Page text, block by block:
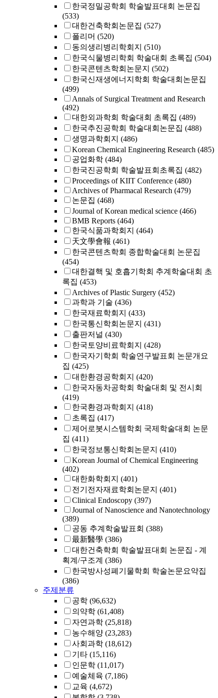
한국정밀공학회 학술발표대회 논문집
(533)
대한건축학회논문집 (527)
폴리머 (520)
동의생리병리학회지 (510)
한국식물병리학회 학술대회 초록집 (504)
한국콘텐츠학회논문지 (502)
한국신재생에너지학회 학술대회논문집
(499)
Annals of Surgical Treatment and Research
(492)
대한외과학회 학술대회 초록집 (489)
한국추진공학회 학술대회논문집 (488)
생명과학회지 (486)
Korean Chemical Engineering Research (485)
공업화학 (484)
한국진공학회 학술발표회초록집 (482)
Proceedings of KIIT Conference (480)
Archives of Pharmacal Research (479)
논문집 (468)
Journal of Korean medical science (466)
BMB Reports (464)
한국식품과학회지 (464)
天文學會報 (461)
한국콘텐츠학회 종합학술대회 논문집
(454)
대한결핵 및 호흡기학회 추계학술대회 초
록집 (453)
Archives of Plastic Surgery (452)
과학과 기술 (436)
한국재료학회지 (433)
한국통신학회논문지 (431)
출판저널 (430)
한국토양비료학회지 (428)
한국자기학회 학술연구발표회 논문개요
집 (425)
대한환경공학회지 (420)
한국자동차공학회 학술대회 및 전시회
(419)
한국환경과학회지 (418)
초록집 (417)
제어로봇시스템학회 국제학술대회 논문
집 (411)
한국정보통신학회논문지 (410)
Korean Journal of Chemical Engineering
(402)
대한화학회지 (401)
전기전자재료학회논문지 (401)
Clinical Endoscopy (397)
Journal of Nanoscience and Nanotechnology
(389)
공동 추계학술발표회 (388)
最新醫學 (386)
대한건축학회 학술발표대회 논문집 - 계
획계/구조계 (386)
한국방사성폐기물학회 학술논문요약집
(386)
주제분류
공학 (96,632)
의약학 (61,408)
자연과학 (25,818)
농수해양 (23,283)
사회과학 (18,612)
기타 (15,116)
인문학 (11,017)
예술체육 (7,186)
교육 (4,672)